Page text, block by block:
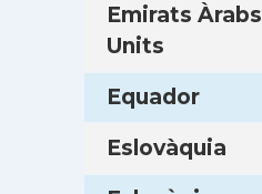
Emirats Àrabs
Units
Equador
Eslovàquia